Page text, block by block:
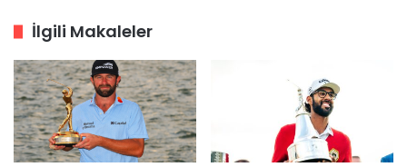
İlgili Makaleler